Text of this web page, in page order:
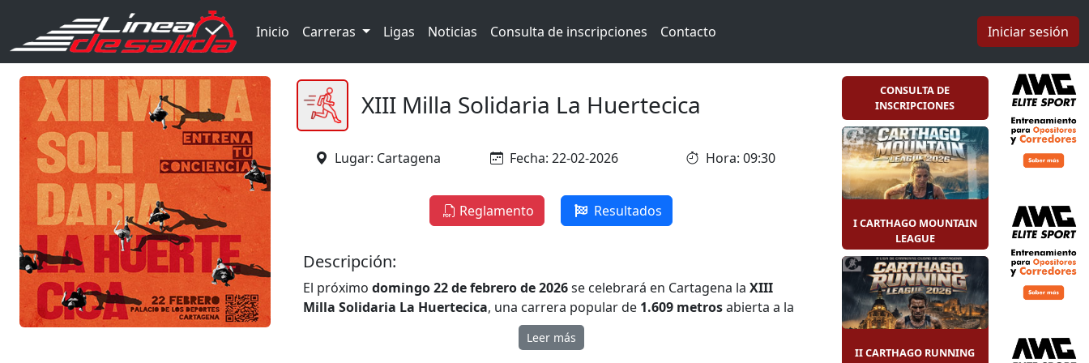
Inicio Carreras Ligas Noticias Consulta de inscripciones Contacto Iniciar sesión
XIII Milla Solidaria La Huertecica
Lugar: Cartagena Fecha: 22-02-2026 Hora: 09:30
Reglamento Resultados
Descripción:
El próximodomingo 22 de febrero de 2026se celebrará en Cartagena laXIII
Milla Solidaria La Huertecica, una carrera popular de 1.609 metrosabierta a la
participación de personas de todas las edades.
Organizada porLa Huertecica, esta cita deportiva y solidaria tendrá lugar en el
Leer más
CONSULTA DE
INSCRIPCIONES
I CARTHAGO MOUNTAIN
LEAGUE
II CARTHAGO RUNNING